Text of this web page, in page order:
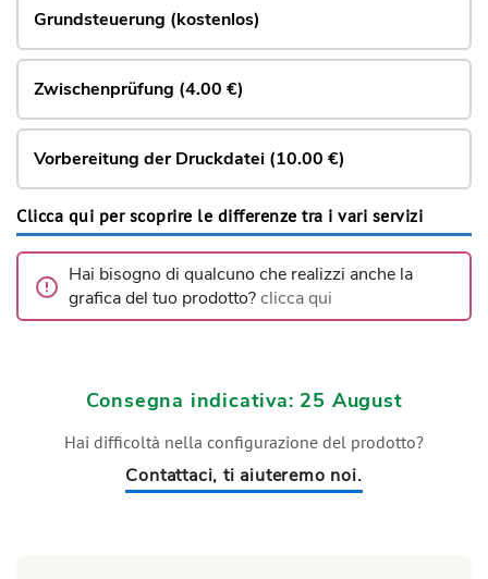
Grundsteuerung (kostenlos)
Zwischenprüfung (4.00 €)
Vorbereitung der Druckdatei (10.00 €)
Clicca qui per scoprire le differenze tra i vari servizi
Hai bisogno di qualcuno che realizzi anche la
grafica del tuo prodotto?clicca qui
Consegna indicativa: 25 August
Hai difficoltà nella configurazione del prodotto?
Contattaci, ti aiuteremo noi.